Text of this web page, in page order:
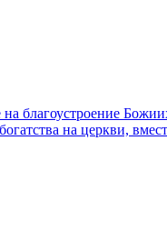
благоустроение
на церкви,